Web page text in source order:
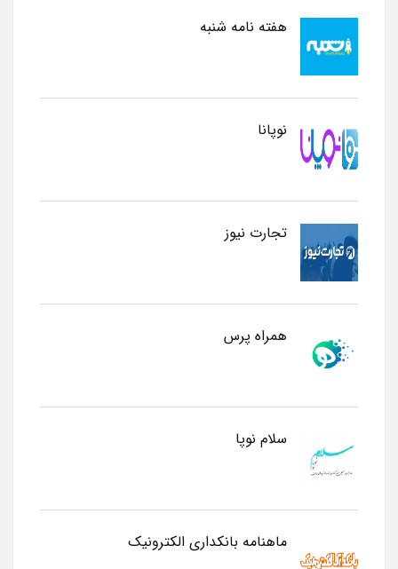
هفته نامه شنبه
نوپانا
تجارت نیوز
همراه پرس
سلام نوپا
ماهنامه بانکداری الکترونیک